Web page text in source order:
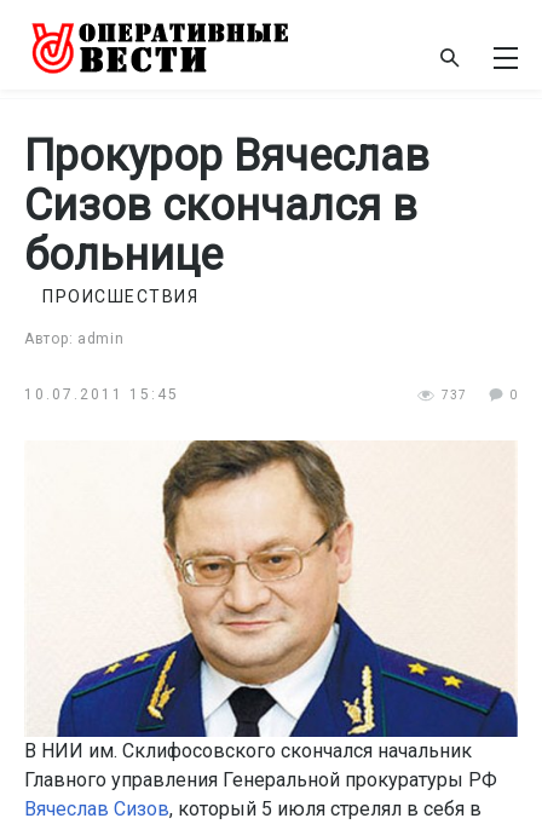
Прокурор Вячеслав
Сизов скончался в
больнице
Автор: admin
ПРОИСШЕСТВИЯ
10.07.2011 15:45 737 0
В НИИ им. Склифосовского скончался начальник
Главного управления Генеральной прокуратуры РФ
Вячеслав Сизов, который 5 июля стрелял в себя в